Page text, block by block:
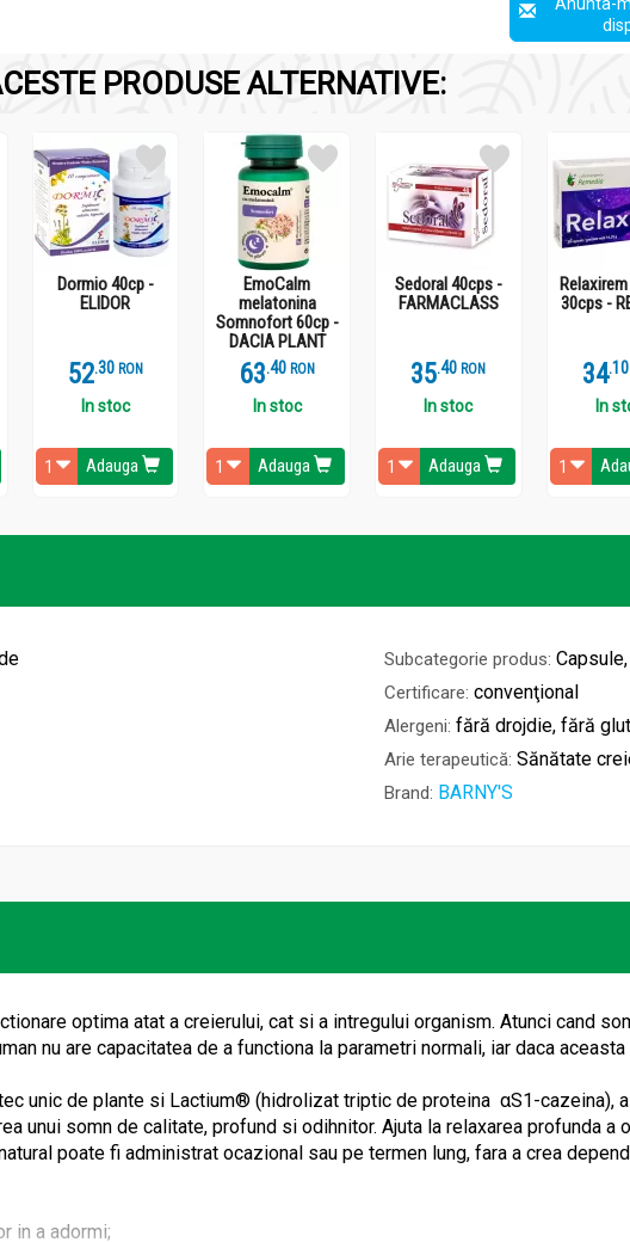
Anunta-
PRODUSE ALTERNATIVE:
Dormio 40cp -
ELIDOR
52.3 RON
In stoc
Adauga
EmoCalm
melatonina
Somnofort 60cp -
DACIA PLANT
63.4 RON
In stoc
Adauga
Sedoral 40cps -
FARMACLASS
35.4 RON
In stoc
Adauga
30cps -
34.1
In
Subcategorie produs:
Certificare: convenţional
Alergeni: fără drojdie, fără
Arie terapeutică: Sănătate
Brand: BARNY'S
optima atat a creierului, cat si a intregului organism. Atunci cand
nu are capacitatea de a functiona la parametri normali, iar daca
unic de plante si Lactium® (hidrolizat triptic de proteina αS1-cazeina),
unui somn de calitate, profund si odihnitor. Ajuta la relaxarea profunda
poate fi administrat ocazional sau pe termen lung, fara a crea
in a adormi;